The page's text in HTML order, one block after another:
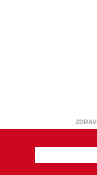
ZDRAVÍ